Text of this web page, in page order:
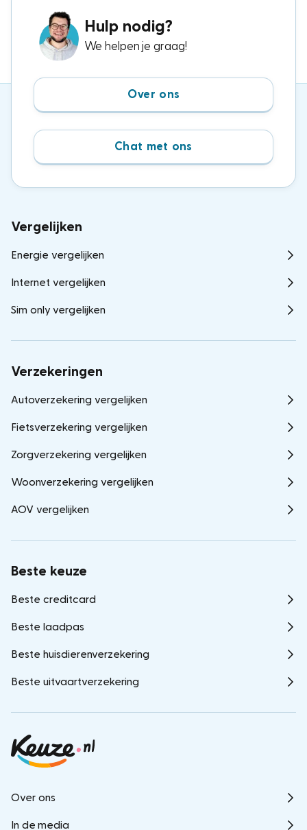
Hulp nodig?
We helpen je graag!
Over ons
Chat met ons
Over ons
In de media
Vergelijken
Energie vergelijken
Internet vergelijken
Sim only vergelijken
Verzekeringen
Autoverzekering vergelijken
Fietsverzekering vergelijken
Zorgverzekering vergelijken
Woonverzekering vergelijken
AOV vergelijken
Beste keuze
Beste creditcard
Beste laadpas
Beste huisdierenverzekering
Beste uitvaartverzekering